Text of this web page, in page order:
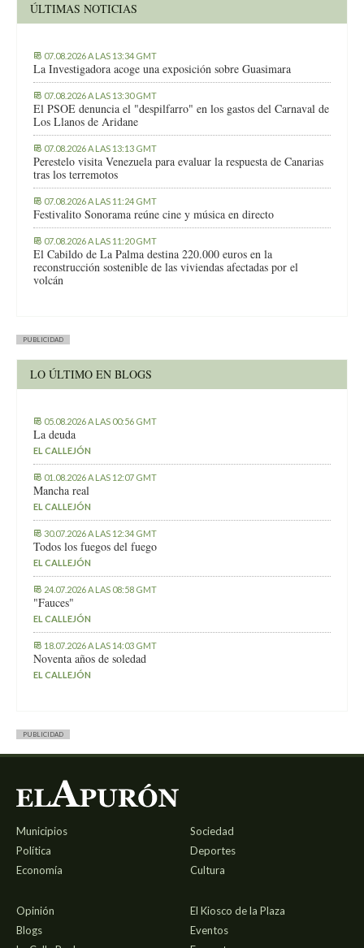
ÚLTIMAS NOTICIAS
07.08.2026 A LAS 13:34 GMT
La Investigadora acoge una exposición sobre Guasimara
07.08.2026 A LAS 13:30 GMT
El PSOE denuncia el "despilfarro" en los gastos del Carnaval de
Los Llanos de Aridane
07.08.2026 A LAS 13:13 GMT
Perestelo visita Venezuela para evaluar la respuesta de Canarias
tras los terremotos
07.08.2026 A LAS 11:24 GMT
Festivalito Sonorama reúne cine y música en directo
07.08.2026 A LAS 11:20 GMT
El Cabildo de La Palma destina 220.000 euros en la
reconstrucción sostenible de las viviendas afectadas por el
volcán
PUBLICIDAD
LO ÚLTIMO EN BLOGS
05.08.2026 A LAS 00:56 GMT
La deuda
EL CALLEJÓN
01.08.2026 A LAS 12:07 GMT
Mancha real
EL CALLEJÓN
30.07.2026 A LAS 12:34 GMT
Todos los fuegos del fuego
EL CALLEJÓN
24.07.2026 A LAS 08:58 GMT
"Fauces"
EL CALLEJÓN
18.07.2026 A LAS 14:03 GMT
Noventa años de soledad
EL CALLEJÓN
PUBLICIDAD
Municipios
Política
Economía
Sociedad
Deportes
Cultura
Opinión
Blogs
El Kiosco de la Plaza
Eventos